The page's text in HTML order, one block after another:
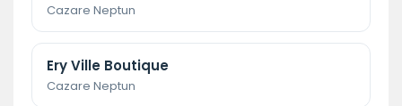
Cazare Neptun
Ery Ville Boutique
Cazare Neptun